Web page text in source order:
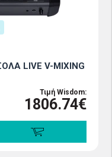
LIVE V-MIXING
Τιμή Wisdom:
1806.74€